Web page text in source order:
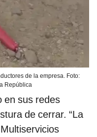
de la empresa. Foto:
República
en sus redes
de cerrar. “La